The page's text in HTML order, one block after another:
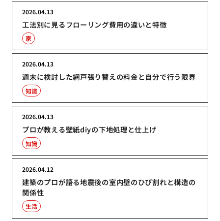
工法別に見るフローリング費用の違いと特徴
2026.04.13
家
週末に検討した網戸張り替えの料金と自分で行う限界
2026.04.13
知識
プロが教える壁紙diyの下地処理と仕上げ
2026.04.13
知識
建築のプロが語る地震後の室内壁のひび割れと構造の
関係性
2026.04.12
生活